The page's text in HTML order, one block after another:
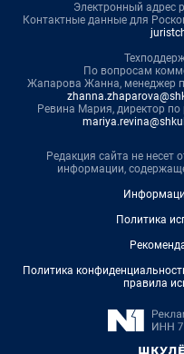
Электронный адрес
Контактные данные для
По вопросам
Жапарова Жанна, менеджер
Ревина Мария, директор
Редакция сайта не несет
информации,
Политика
Политика
правила